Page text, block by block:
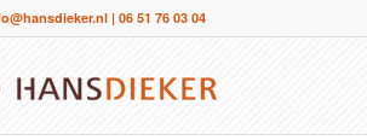
|06 51 76 03 04